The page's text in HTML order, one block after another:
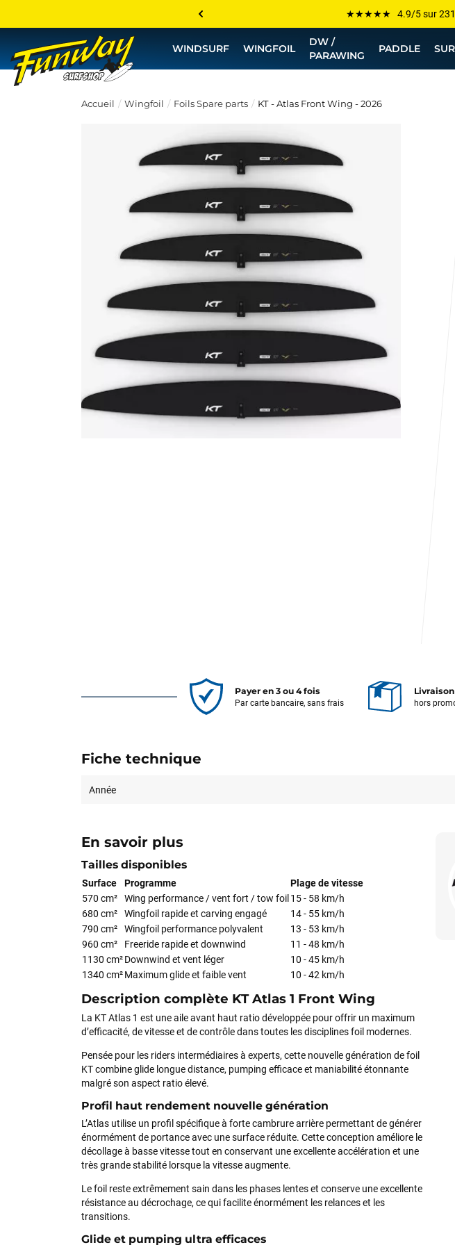
Les plus grandes
Jusqu’à -75% de remise
💰 Meilleur prix garanti —
WINDSURF WINGFOIL
DW /
PARAWING
PADDLE
Accueil Wingfoil Foils Spare parts KT - Atlas Front Wing - 2026
Payer en 3 ou 4 fois
Par carte bancaire, sans frais hors
Fiche technique
Année
En savoir plus
Tailles disponibles
Surface Programme
Plage de vitesse
570 cm²
Wing performance / vent fort / tow foil 15 - 58 km/h
680 cm²
Wingfoil rapide et carving engagé
14 - 55 km/h
790 cm²
Wingfoil performance polyvalent
13 - 53 km/h
960 cm²
Freeride rapide et downwind
11 - 48 km/h
1130 cm²Downwind et vent léger
10 - 45 km/h
1340 cm²Maximum glide et faible vent 10 - 42 km/h
Description complète KT Atlas 1 Front Wing
La KT Atlas 1 est une aile avant haut ratio développée pour offrir un maximum
d’efficacité, de vitesse et de contrôle dans toutes les disciplines foil modernes.
Pensée pour les riders intermédiaires à experts, cette nouvelle génération de foil
KT combine glide longue distance, pumping efficace et maniabilité étonnante
malgré son aspect ratio élevé.
Profil haut rendement nouvelle génération
L’Atlas utilise un profil spécifique à forte cambrure arrière permettant de générer
énormément de portance avec une surface réduite. Cette conception améliore le
décollage à basse vitesse tout en conservant une excellente accélération et une
très grande stabilité lorsque la vitesse augmente.
Le foil reste extrêmement sain dans les phases lentes et conserve une excellente
résistance au décrochage, ce qui facilite énormément les relances et les
transitions.
Glide et pumping ultra efficaces